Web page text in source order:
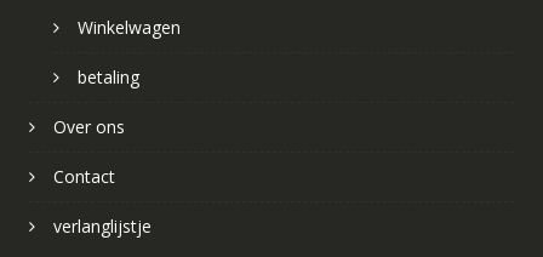
Winkelwagen
betaling
Over ons
Contact
verlanglijstje